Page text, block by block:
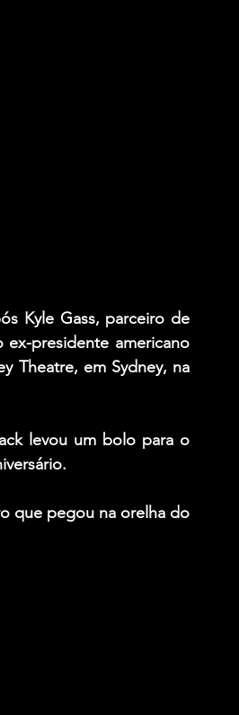
Kyle Gass
Theatre, em Sydney, na
levou um bolo para o
que pegou na orelha do